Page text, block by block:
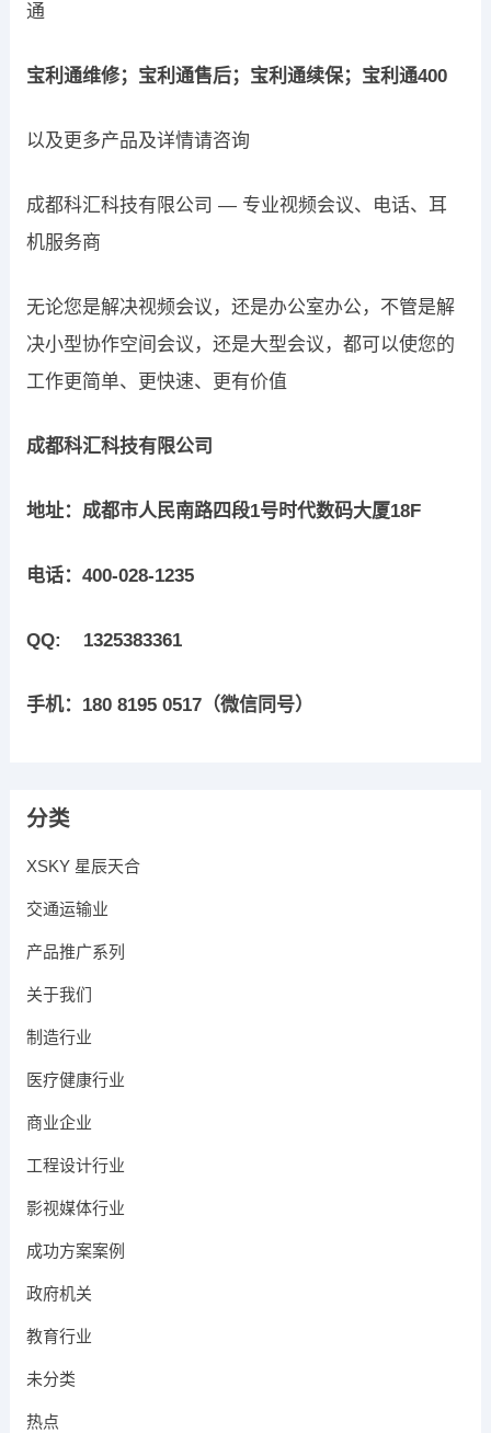
通
宝利通维修；宝利通售后；宝利通续保；宝利通400
以及更多产品及详情请咨询
成都科汇科技有限公司 — 专业视频会议、电话、耳
机服务商
无论您是解决视频会议，还是办公室办公，不管是解
决小型协作空间会议，还是大型会议，都可以使您的
工作更简单、更快速、更有价值
成都科汇科技有限公司
地址：成都市人民南路四段1号时代数码大厦18F
电话：400-028-1235
QQ: 1325383361
手机：180 8195 0517（微信同号）
分类
XSKY 星辰天合
交通运输业
产品推广系列
关于我们
制造行业
医疗健康行业
商业企业
工程设计行业
影视媒体行业
成功方案案例
政府机关
教育行业
未分类
热点